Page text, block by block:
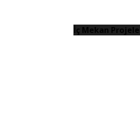
İç Mekan